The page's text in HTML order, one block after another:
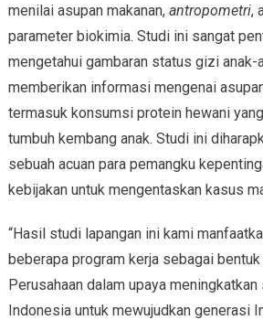
menilai asupan makanan, antropometri,
parameter biokimia. Studi ini sangat
mengetahui gambaran status gizi anak-
memberikan informasi mengenai
termasuk konsumsi protein hewani
tumbuh kembang anak. Studi ini
sebuah acuan para pemangku
kebijakan untuk mengentaskan kasus
“Hasil studi lapangan ini kami
beberapa program kerja sebagai
Perusahaan dalam upaya
Indonesia untuk mewujudkan generasi